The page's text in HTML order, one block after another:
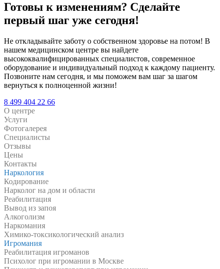
Готовы к изменениям? Сделайте
первый шаг уже сегодня!
Не откладывайте заботу о собственном здоровье на потом! В
нашем медицинском центре вы найдете
высококвалифицированных специалистов, современное
оборудование и индивидуальный подход к каждому пациенту.
Позвоните нам сегодня, и мы поможем вам шаг за шагом
вернуться к полноценной жизни!
8 499 404 22 66
О центре
Услуги
Фотогалерея
Специалисты
Отзывы
Цены
Контакты
Наркология
Кодирование
Нарколог на дом и области
Реабилитация
Вывод из запоя
Алкоголизм
Наркомания
Химико-токсикологический анализ
Игромания
Реабилитация игроманов
Психолог при игромании в Москве